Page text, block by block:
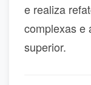
e realiza
complexas e
superior.